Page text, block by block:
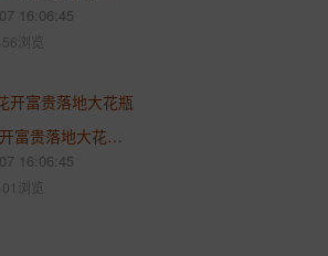
16:06:45
浏览
景德镇陶瓷器花开富贵落地大花瓶 家居客厅摆件
16:06:45
浏览